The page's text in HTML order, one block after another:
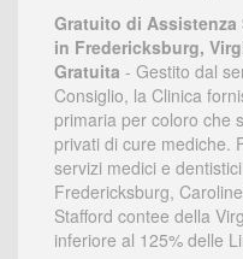
Gratuito di
in Fredericksburg,
Gratuita - Gestito dal
Consiglio, la Clinica
primaria per coloro che
privati di cure mediche.
servizi medici e
Fredericksburg,
Stafford contee della
inferiore al 125% delle